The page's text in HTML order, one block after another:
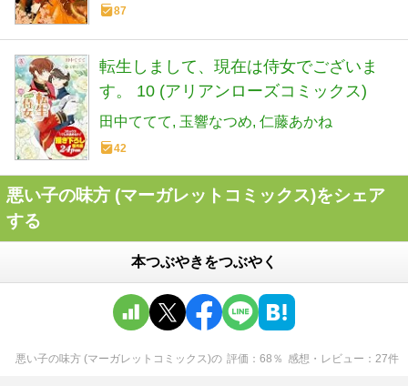
87
転生しまして、現在は侍女でございま
す。 10 (アリアンローズコミックス)
田中ててて 玉響なつめ 仁藤あかね
42
悪い子の味方 (マーガレットコミックス)をシェア
する
本つぶやきをつぶやく
悪い子の味方 (マーガレットコミックス)の 評価 68 ％ 感想・レビュー 27件